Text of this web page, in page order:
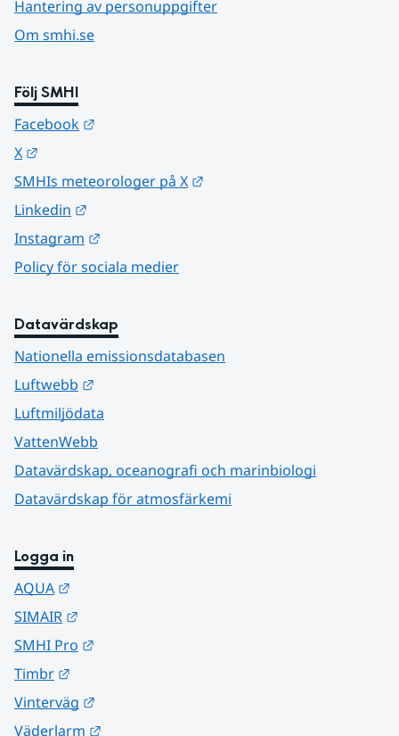
Hantering av personuppgifter
Om smhi.se
Följ SMHI
Facebook
X
SMHIs meteorologer på X
Linkedin
Instagram
Policy för sociala medier
Datavärdskap
Nationella emissionsdatabasen
Luftwebb
Luftmiljödata
VattenWebb
Datavärdskap, oceanografi och marinbiologi
Datavärdskap för atmosfärkemi
Logga in
AQUA
SIMAIR
SMHI Pro
Timbr
Vinterväg
Väderlarm